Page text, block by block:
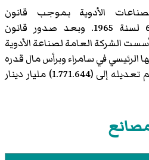
الأدوية بموجب قانون
المؤسسات العامة رقم 66 لسنة 1965. وبعد صدور قانون
رقم 22 لسنة 1997 تأسست الشركة العامة لصناعة الأدوية
الرئيسي في سامراء وبرأس مال قدره
(271.644 مليون دينار) وقد تم تعديله إلى (1.771.644) مليار دينار